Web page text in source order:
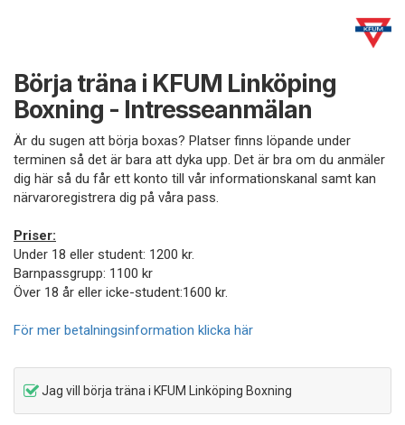
Börja träna i KFUM Linköping
Boxning - Intresseanmälan
Är du sugen att börja boxas? Platser finns löpande under
terminen så det är bara att dyka upp. Det är bra om du anmäler
dig här så du får ett konto till vår informationskanal samt kan
närvaroregistrera dig på våra pass.
Priser:
Under 18 eller student: 1200 kr.
Barnpassgrupp: 1100 kr
Över 18 år eller icke-student:1600 kr.
För mer betalningsinformation klicka här
Jag vill börja träna i KFUM Linköping Boxning